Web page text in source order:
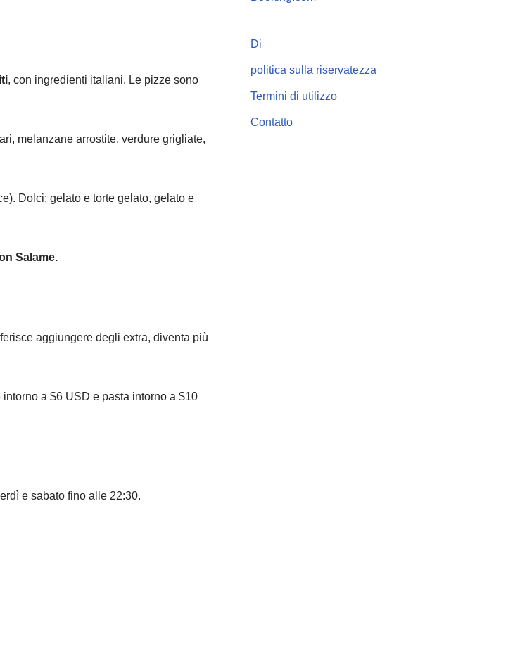
, con ingredienti italiani. Le pizze sono
melanzane arrostite, verdure grigliate,
Dolci: gelato e torte gelato, gelato e
Salame.
aggiungere degli extra, diventa più
a $6 USD e pasta intorno a $10
e sabato fino alle 22:30.
Di
politica sulla riservatezza
Termini di utilizzo
Contatto